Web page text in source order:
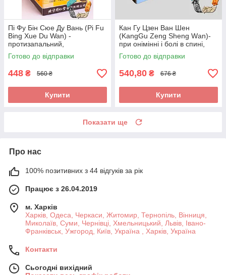
Пі Фу Бін Сюе Ду Вань (Pi Fu
Bing Xue Du Wan) -
протизапальний,
протиалергічний,
протисвербіжний,
антигістамінний
Готово до відправки
448 ₴ 560 ₴
Купити
Кан Гу Цзен Ван Шен
(KangGu Zeng Sheng Wаn)-
при онімінні і болі в спині,
остеохондрозі, радикуліті,
протрузії
Готово до відправки
540,80 ₴ 676 ₴
Купити
Показати ще
Про нас
100% позитивних з 44 відгуків за рік
Працює з 26.04.2019
м. Харків
Харків, Одеса, Черкаси, Житомир, Тернопіль, Вінниця,
Миколаїв, Суми, Чернівці, Хмельницький, Львів, Івано-
Франківськ, Ужгород, Київ, Україна , Харків, Україна
Контакти
Сьогодні вихідний